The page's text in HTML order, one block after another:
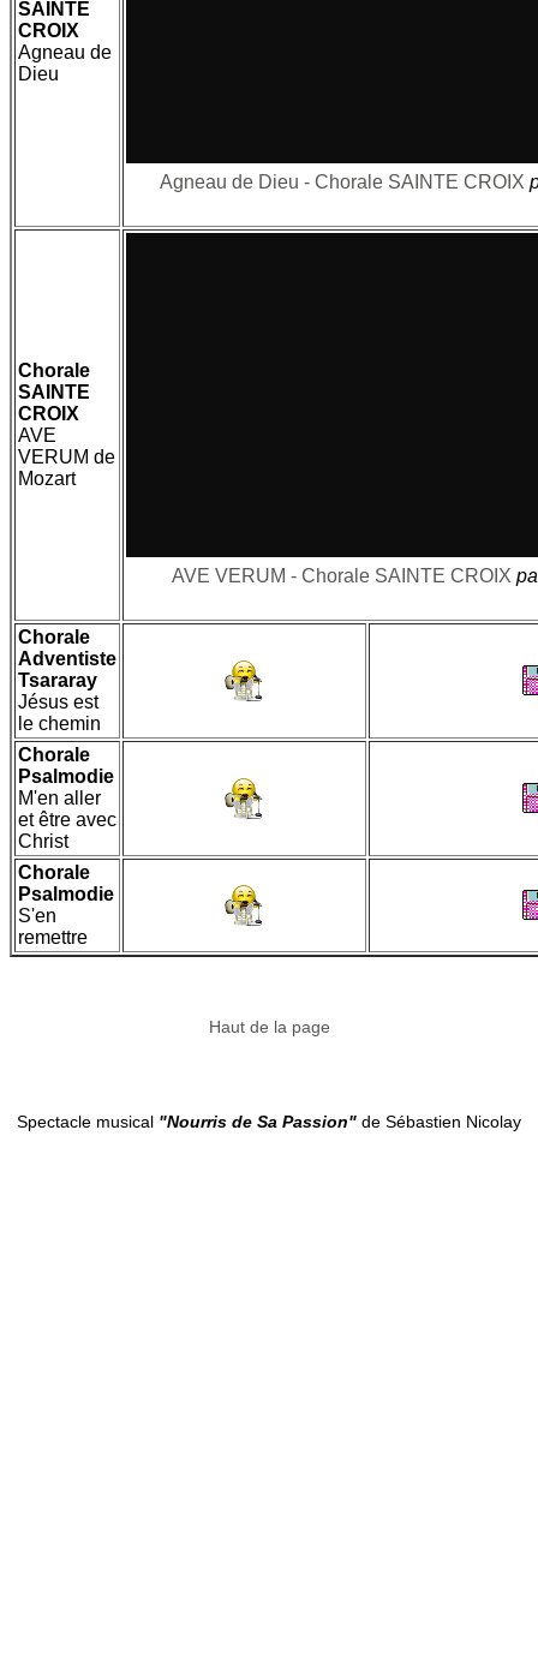
SAINTE
CROIX
Agneau de
Dieu
Agneau de Dieu - Chorale SAINTE CROIX
Chorale
SAINTE
CROIX
AVE
VERUM de
Mozart
AVE VERUM - Chorale SAINTE CROIX
Chorale
Adventiste
Tsararay
Jésus est
le chemin
Chorale
Psalmodie
M'en aller
et être avec
Christ
Chorale
Psalmodie
S'en
remettre
Haut de la page
Spectacle musical "Nourris de Sa Passion" de Sébastien Nicolay